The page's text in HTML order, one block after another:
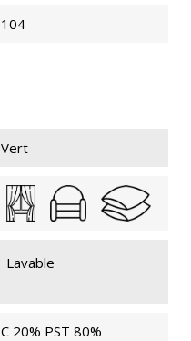
104
Vert
Lavable
C 20% PST 80%